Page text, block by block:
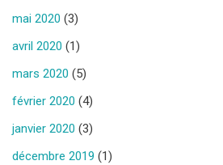
mai 2020 (3)
avril 2020 (1)
mars 2020 (5)
février 2020 (4)
janvier 2020 (3)
décembre 2019 (1)